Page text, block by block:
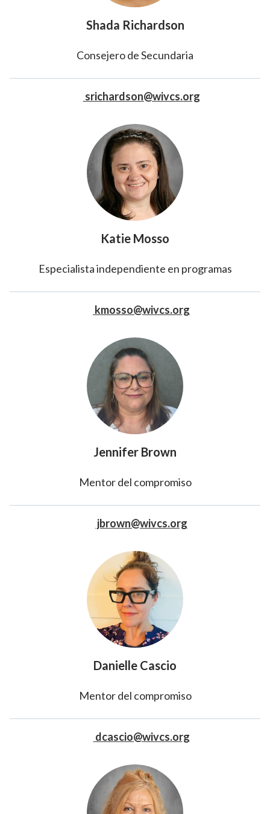
Shada Richardson
Consejero de Secundaria
srichardson@wivcs.org
Katie Mosso
Especialista independiente en programas
kmosso@wivcs.org
Jennifer Brown
Mentor del compromiso
jbrown@wivcs.org
Danielle Cascio
Mentor del compromiso
dcascio@wivcs.org